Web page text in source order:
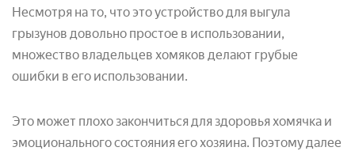
Несмотря на то, что это устройство для выгула
грызунов довольно простое в использовании,
множество владельцев хомяков делают грубые
ошибки в его использовании.
Это может плохо закончиться для здоровья хомячка и
эмоционального состояния его хозяина. Поэтому далее